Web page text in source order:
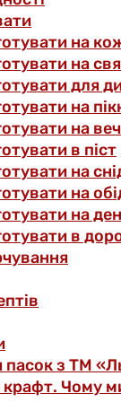
на
на
для
на
на
в піст
на
на
на
в
пасок з ТМ
Чому